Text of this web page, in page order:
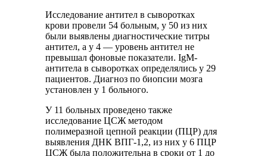
Исследование антител в сыворотках
крови провели 54 больным, у 50 из них
были выявлены диагностические титры
антител, а у 4 — уровень антител не
превышал фоновые показатели. IgM-
антитела в сыворотках определялись у 29
пациентов. Диагноз по биопсии мозга
установлен у 1 больного.
У 11 больных проведено также
исследование ЦСЖ методом
полимеразной цепной реакции (ПЦР) для
выявления ДНК ВПГ-1,2, из них у 6 ПЦР
ЦСЖ была положительна в сроки от 1 до